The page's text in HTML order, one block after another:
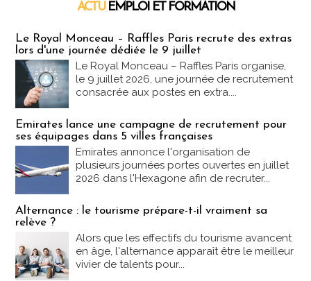
ACTU EMPLOI ET FORMATION
Le Royal Monceau – Raffles Paris recrute des extras
lors d'une journée dédiée le 9 juillet
Le Royal Monceau – Raffles Paris organise,
le 9 juillet 2026, une journée de recrutement
consacrée aux postes en extra....
Emirates lance une campagne de recrutement pour
ses équipages dans 5 villes françaises
Emirates annonce l'organisation de
plusieurs journées portes ouvertes en juillet
2026 dans l'Hexagone afin de recruter...
Alternance : le tourisme prépare-t-il vraiment sa
relève ?
Alors que les effectifs du tourisme avancent
en âge, l'alternance apparaît être le meilleur
vivier de talents pour...